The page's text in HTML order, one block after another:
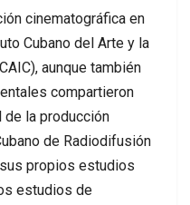
cinematográfica en
Cubano del Arte y la
aunque también
compartieron
la producción
de Radiodifusión
propios estudios
estudios de